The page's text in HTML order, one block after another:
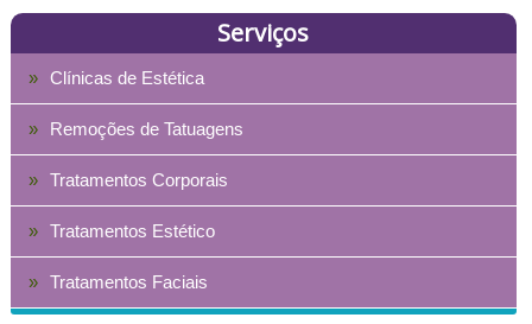
Serviços
Clínicas de Estética
Remoções de Tatuagens
Tratamentos Corporais
Tratamentos Estético
Tratamentos Faciais